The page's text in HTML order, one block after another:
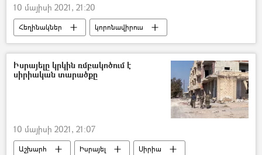
10 մայիսի 2021, 21:20
Հեղինակներ
կորոնավիրուս
պատվաստում
5 րոպե Դուլյանի հետ
Իսրայելը կրկին ռմբակոծում է
սիրիական տարածքը
10 մայիսի 2021, 21:07
Աշխարհ Իսրայել
Սիրիա